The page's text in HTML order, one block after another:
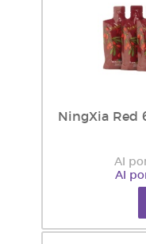
NingXia Red
Al
Al